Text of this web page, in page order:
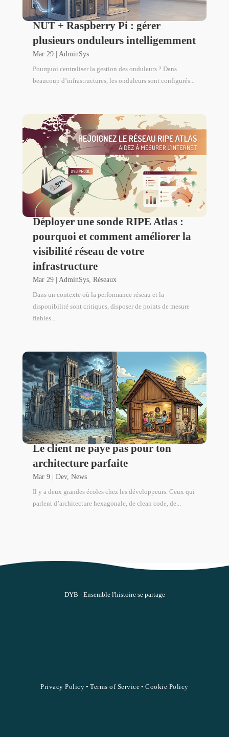
NUT + Raspberry Pi : gérer
plusieurs onduleurs intelligemment
Mar 29| AdminSys
Pourquoi centraliser la gestion des onduleurs ? Dans
beaucoup d’infrastructures, les onduleurs sont configurés...
Déployer une sonde RIPE Atlas :
pourquoi et comment améliorer la
visibilité réseau de votre
infrastructure
Mar 29| AdminSys, Réseaux
Dans un contexte où la performance réseau et la
disponibilité sont critiques, disposer de points de mesure
fiables...
Le client ne paye pas pour ton
architecture parfaite
Mar 9| Dev, News
Il y a deux grandes écoles chez les développeurs. Ceux qui
parlent d’architecture hexagonale, de clean code, de...
DYB - Ensemble l'histoire se partage
Privacy Policy •Terms of Service • Cookie Policy